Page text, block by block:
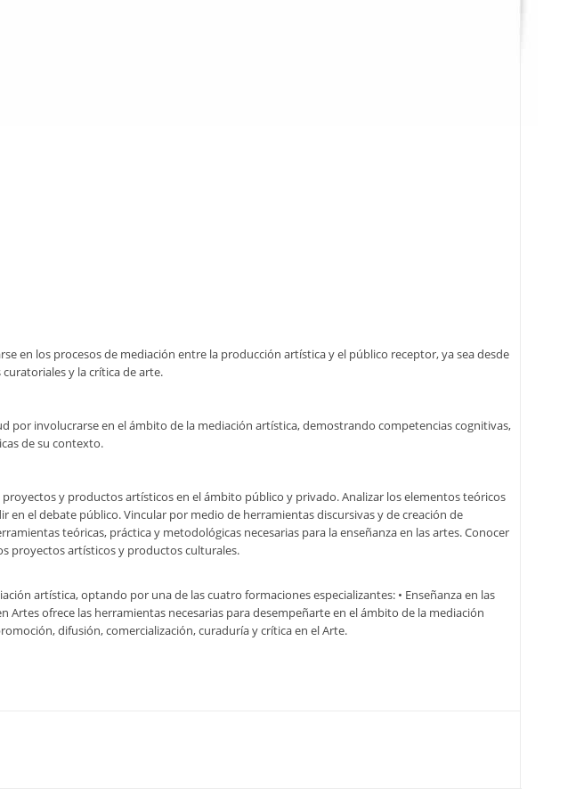
en los procesos de mediación entre la producción artística y el público receptor, ya sea desde
y la crítica de arte.
por involucrarse en el ámbito de la mediación artística, demostrando competencias cognitivas,
de su contexto.
y productos artísticos en el ámbito público y privado. Analizar los elementos teóricos
el debate público. Vincular por medio de herramientas discursivas y de creación de
teóricas, práctica y metodológicas necesarias para la enseñanza en las artes. Conocer
proyectos artísticos y productos culturales.
artística, optando por una de las cuatro formaciones especializantes: • Enseñanza en las
Artes ofrece las herramientas necesarias para desempeñarte en el ámbito de la mediación
difusión, comercialización, curaduría y crítica en el Arte.